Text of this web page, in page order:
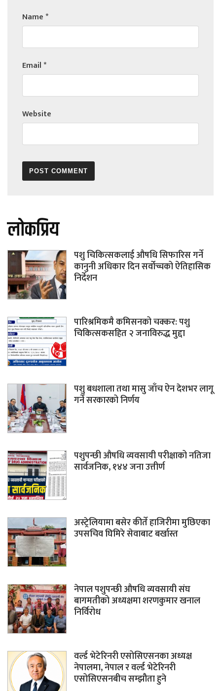
Name*
Email*
Website
लोकप्रिय
पशु चिकित्सकलाई औषधि सिफारिस गर्ने
कानुनी अधिकार दिन सर्वोच्चको ऐतिहासिक
निर्देशन
पारिश्रमिकमै कमिसनको चक्कर: पशु
चिकित्सकसहित २ जनाविरुद्ध मुद्दा
पशु बधशाला तथा मासु जाँच ऐन देशभर लागू
गर्ने सरकारको निर्णय
पशुपन्छी औषधि व्यवसायी परीक्षाको नतिजा
सार्वजनिक, १४४ जना उत्तीर्ण
अस्ट्रेलियामा बसेर कीर्ते हाजिरीमा मुछिएका
उपसचिव घिमिरे सेवाबाट बर्खास्त
नेपाल पशुपन्छी औषधि व्यवसायी संघ
बागमतीको अध्यक्षमा शरणकुमार खनाल
निर्विरोध
वर्ल्ड भेटेरिनरी एसोसिएसनका अध्यक्ष
नेपालमा, नेपाल र वर्ल्ड भेटेरिनरी
एसोसिएसनबीच सम्झौता हुने